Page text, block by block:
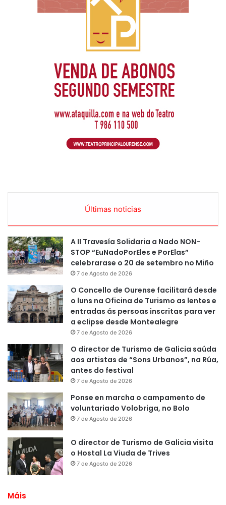
Últimas noticias
A II Travesía Solidaria a Nado NON-
STOP “EuNadoPorEles e PorElas”
celebrarase o 20 de setembro no Miño
7 de Agosto de 2026
O Concello de Ourense facilitará desde
o luns na Oficina de Turismo as lentes e
entradas ás persoas inscritas para ver
a eclipse desde Montealegre
7 de Agosto de 2026
O director de Turismo de Galicia saúda
aos artistas de “Sons Urbanos”, na Rúa,
antes do festival
7 de Agosto de 2026
Ponse en marcha o campamento de
voluntariado Volobriga, no Bolo
7 de Agosto de 2026
O director de Turismo de Galicia visita
o Hostal La Viuda de Trives
7 de Agosto de 2026
Máis